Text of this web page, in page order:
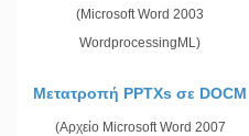
(Microsoft Word 2003
WordprocessingML)
Μετατροπή PPTXs σε DOCM
(Αρχείο Microsoft Word 2007